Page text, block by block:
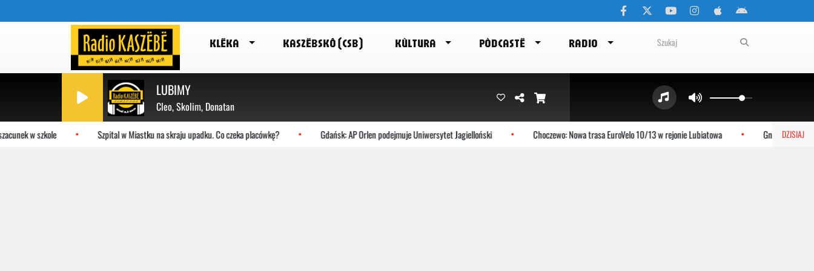
KLËKA KASZËBSKÔ (CSB) KÙLTURA PÒDCASTË RADIO
LUBIMY
Cleo, Skolim, Donatan
DZISIAJ
w szkole Szpital w Miastku na skraju upadku. Co czeka placówkę? Gdańsk: AP Orlen podejmuje Uniwersytet Jagielloński Choczewo: Nowa trasa EuroVelo 10/13 w rejonie Lubiatowa Gniewino: